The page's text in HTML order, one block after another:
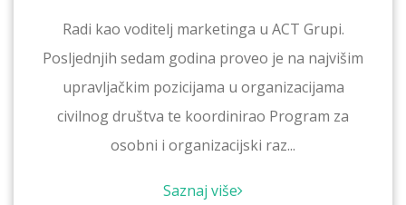
Radi kao voditelj marketinga u ACT Grupi.
Posljednjih sedam godina proveo je na najvišim
upravljačkim pozicijama u organizacijama
civilnog društva te koordinirao Program za
osobni i organizacijski raz...
Saznaj više